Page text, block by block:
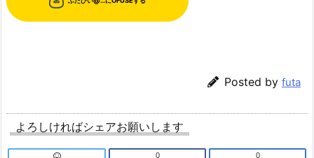
Posted by futa
よろしければシェアお願いします
0 0